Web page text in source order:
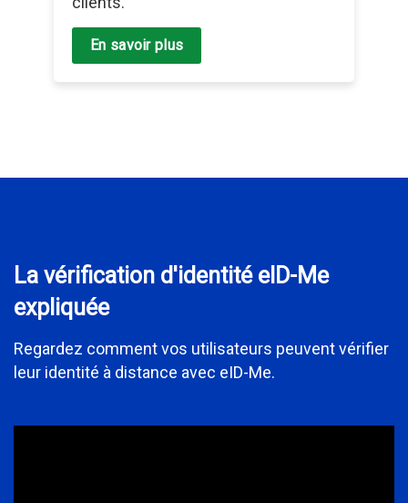
En savoir plus
La vérification d'identité eID-Me
expliquée
Regardez comment vos utilisateurs peuvent vérifier
leur identité à distance avec eID-Me.